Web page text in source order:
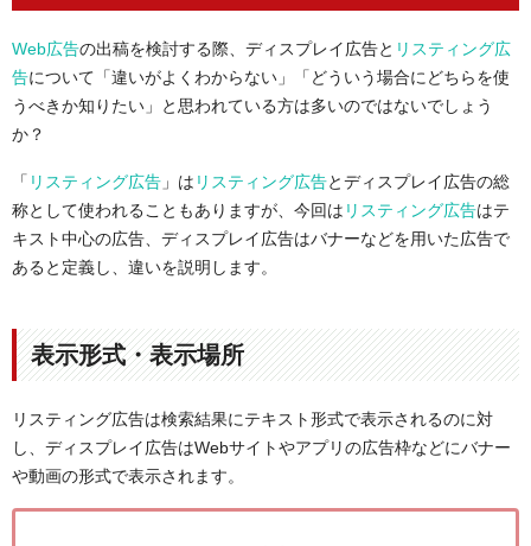
Web広告の出稿を検討する際、ディスプレイ広告と リスティング広
告について「違いがよくわからない」「どういう場合にどちらを使
うべきか知りたい」と思われている方は多いのではないでしょう
か？
「 リスティング広告 」は リスティング広告とディスプレイ広告の総
称として使われることもありますが、今回は リスティング広告はテ
キスト中心の広告、ディスプレイ広告はバナーなどを用いた広告で
あると定義し、違いを説明します。
表示形式・表示場所
リスティング広告は検索結果にテキスト形式で表示されるのに対
し、ディスプレイ広告はWebサイトやアプリの広告枠などにバナー
や動画の形式で表示されます。